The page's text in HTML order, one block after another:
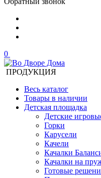
0
ПРОДУКЦИЯ
Весь каталог
Товары в наличии
Детская площадка
Детские
Горки
Карусели
Качели
Качалки
Качалки на
Готовые